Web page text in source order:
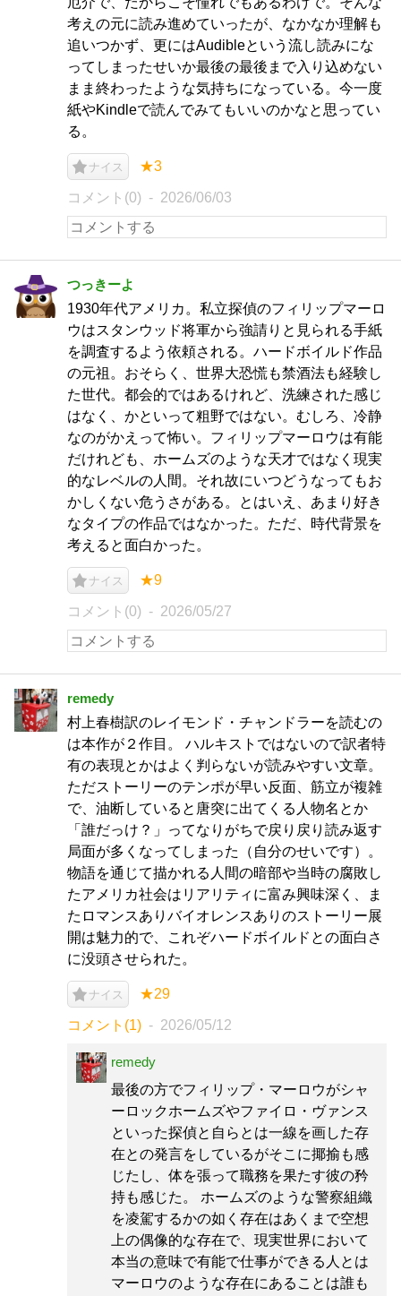
考えの元に読み進めていったが、なかなか理解も
追いつかず、更にはAudibleという流し読みにな
ってしまったせいか最後の最後まで入り込めない
まま終わったような気持ちになっている。今一度
紙やKindleで読んでみてもいいのかなと思ってい
る。
ナイス ★3
コメント(0) 2026/06/03
つっきーよ
1930年代アメリカ。私立探偵のフィリップマーロ
ウはスタンウッド将軍から強請りと見られる手紙
を調査するよう依頼される。ハードボイルド作品
の元祖。おそらく、世界大恐慌も禁酒法も経験し
た世代。都会的ではあるけれど、洗練された感じ
はなく、かといって粗野ではない。むしろ、冷静
なのがかえって怖い。フィリップマーロウは有能
だけれども、ホームズのような天才ではなく現実
的なレベルの人間。それ故にいつどうなってもお
かしくない危うさがある。とはいえ、あまり好き
なタイプの作品ではなかった。ただ、時代背景を
考えると面白かった。
ナイス ★9
コメント(0) 2026/05/27
remedy
村上春樹訳のレイモンド・チャンドラーを読むの
は本作が２作目。 ハルキストではないので訳者特
有の表現とかはよく判らないが読みやすい文章。
ただストーリーのテンポが早い反面、筋立が複雑
で、油断していると唐突に出てくる人物名とか
「誰だっけ？」ってなりがちで戻り戻り読み返す
局面が多くなってしまった（自分のせいです）。
物語を通じて描かれる人間の暗部や当時の腐敗し
たアメリカ社会はリアリティに富み興味深く、ま
たロマンスありバイオレンスありのストーリー展
開は魅力的で、これぞハードボイルドとの面白さ
に没頭させられた。
ナイス ★29
コメント(1) 2026/05/12
remedy
最後の方でフィリップ・マーロウがシャ
ーロックホームズやファイロ・ヴァンス
といった探偵と自らとは一線を画した存
在との発言をしているがそこに揶揄も感
じたし、体を張って職務を果たす彼の矜
持も感じた。 ホームズのような警察組織
を凌駕するかの如く存在はあくまで空想
上の偶像的な存在で、現実世界において
本当の意味で有能で仕事ができる人とは
マーロウのような存在にあることは誰も